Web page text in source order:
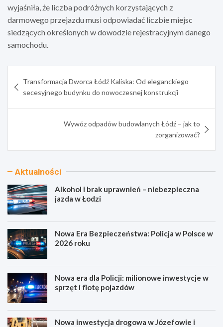
wyjaśniła, że liczba podróżnych korzystających z
darmowego przejazdu musi odpowiadać liczbie miejsc
siedzących określonych w dowodzie rejestracyjnym danego
samochodu.
wpisu
Transformacja Dworca Łódź Kaliska: Od eleganckiego
secesyjnego budynku do nowoczesnej konstrukcji
Wywóz odpadów budowlanych Łódź – jak to
zorganizować?
Aktualności
Alkohol i brak uprawnień – niebezpieczna
jazda w Łodzi
Nowa Era Bezpieczeństwa: Policja w Polsce w
2026 roku
Nowa era dla Policji: milionowe inwestycje w
sprzęt i flotę pojazdów
Nowa inwestycja drogowa w Józefowie i